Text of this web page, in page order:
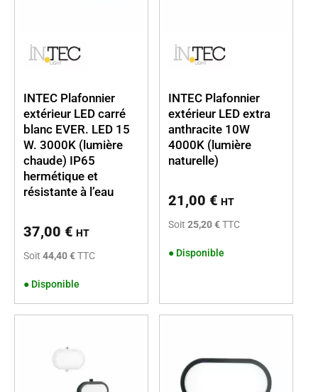
INTEC Plafonnier
extérieur LED carré
blanc EVER. LED 15
W. 3000K (lumière
chaude) IP65
hermétique et
résistante à l’eau
37,00 € HT
Soit 44,40 €TTC
● Disponible
INTEC Plafonnier
extérieur LED extra
anthracite 10W
4000K (lumière
naturelle)
21,00 € HT
Soit 25,20 €TTC
● Disponible